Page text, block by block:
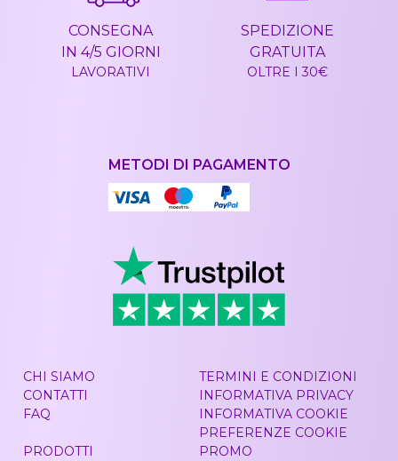
CONSEGNA
IN 4/5 GIORNI
LAVORATIVI
SPEDIZIONE
GRATUITA
OLTRE I 30€
METODI DI PAGAMENTO
CHI SIAMO
CONTATTI
FAQ
TERMINI E CONDIZIONI
INFORMATIVA PRIVACY
INFORMATIVA COOKIE
PREFERENZE COOKIE
PRODOTTI
PROMO